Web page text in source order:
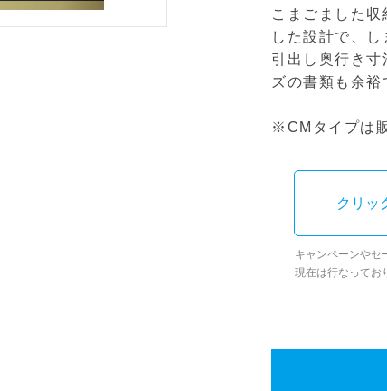
こまごました
した設計で、し
引出し奥行き
ズの書類も余裕
※CMタイプは
クリッ
キャンペーンやセ
現在は行なってお